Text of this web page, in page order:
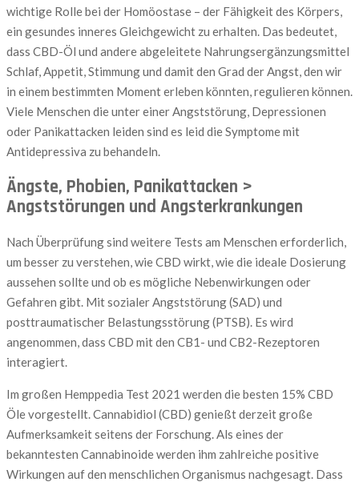
wichtige Rolle bei der Homöostase – der Fähigkeit des Körpers,
ein gesundes inneres Gleichgewicht zu erhalten. Das bedeutet,
dass CBD-Öl und andere abgeleitete Nahrungsergänzungsmittel
Schlaf, Appetit, Stimmung und damit den Grad der Angst, den wir
in einem bestimmten Moment erleben könnten, regulieren können.
Viele Menschen die unter einer Angststörung, Depressionen
oder Panikattacken leiden sind es leid die Symptome mit
Antidepressiva zu behandeln.
Ängste, Phobien, Panikattacken >
Angststörungen und Angsterkrankungen
Nach Überprüfung sind weitere Tests am Menschen erforderlich,
um besser zu verstehen, wie CBD wirkt, wie die ideale Dosierung
aussehen sollte und ob es mögliche Nebenwirkungen oder
Gefahren gibt. Mit sozialer Angststörung (SAD) und
posttraumatischer Belastungsstörung (PTSB). Es wird
angenommen, dass CBD mit den CB1- und CB2-Rezeptoren
interagiert.
Im großen Hemppedia Test 2021 werden die besten 15% CBD
Öle vorgestellt. Cannabidiol (CBD) genießt derzeit große
Aufmerksamkeit seitens der Forschung. Als eines der
bekanntesten Cannabinoide werden ihm zahlreiche positive
Wirkungen auf den menschlichen Organismus nachgesagt. Dass